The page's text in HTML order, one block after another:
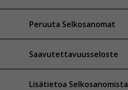
Peruuta Selkosanomat
Saavutettavuusseloste
Lisätietoa Selkosanomista